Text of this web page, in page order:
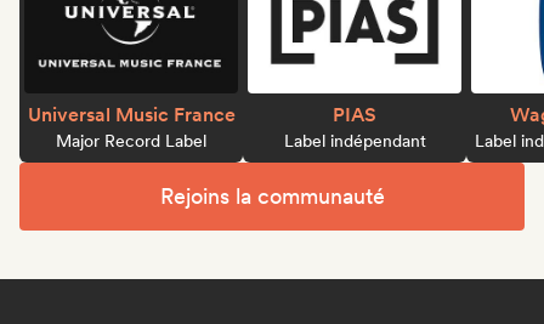
Universal Music France
Major Record Label
PIAS
Label indépendant Label
Rejoins la communauté